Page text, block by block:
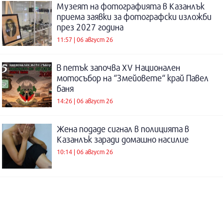
Музеят на фотографията в Казанлък
приема заявки за фотографски изложби
през 2027 година
11:57 | 06 август 26
В петък започва XV Национален
мотосъбор на “Змейовете“ край Павел
баня
14:26 | 06 август 26
Жена подаде сигнал в полицията в
Казанлък заради домашно насилие
10:14 | 06 август 26